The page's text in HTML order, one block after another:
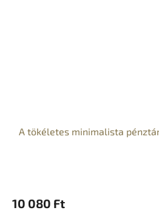
A tökéletes minimalista
10 080 Ft